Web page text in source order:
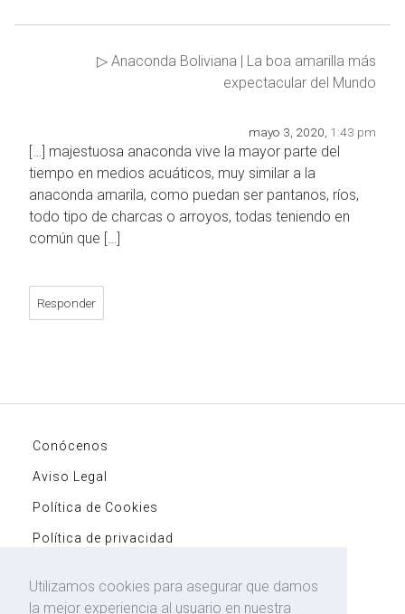
▷ Anaconda Boliviana | La boa amarilla más
expectacular del Mundo
mayo 3, 2020, 1:43 pm
[…] majestuosa anaconda vive la mayor parte del
tiempo en medios acuáticos, muy similar a la
anaconda amarila, como puedan ser pantanos, ríos,
todo tipo de charcas o arroyos, todas teniendo en
común que […]
Responder
Conócenos
Aviso Legal
Política de Cookies
Política de privacidad
Entradas
Utilizamos cookies para asegurar que damos
la mejor experiencia al usuario en nuestra